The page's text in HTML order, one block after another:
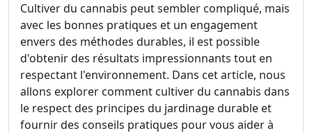
Cultiver du cannabis peut sembler compliqué, mais
avec les bonnes pratiques et un engagement
envers des méthodes durables, il est possible
d'obtenir des résultats impressionnants tout en
respectant l'environnement. Dans cet article, nous
allons explorer comment cultiver du cannabis dans
le respect des principes du jardinage durable et
fournir des conseils pratiques pour vous aider à